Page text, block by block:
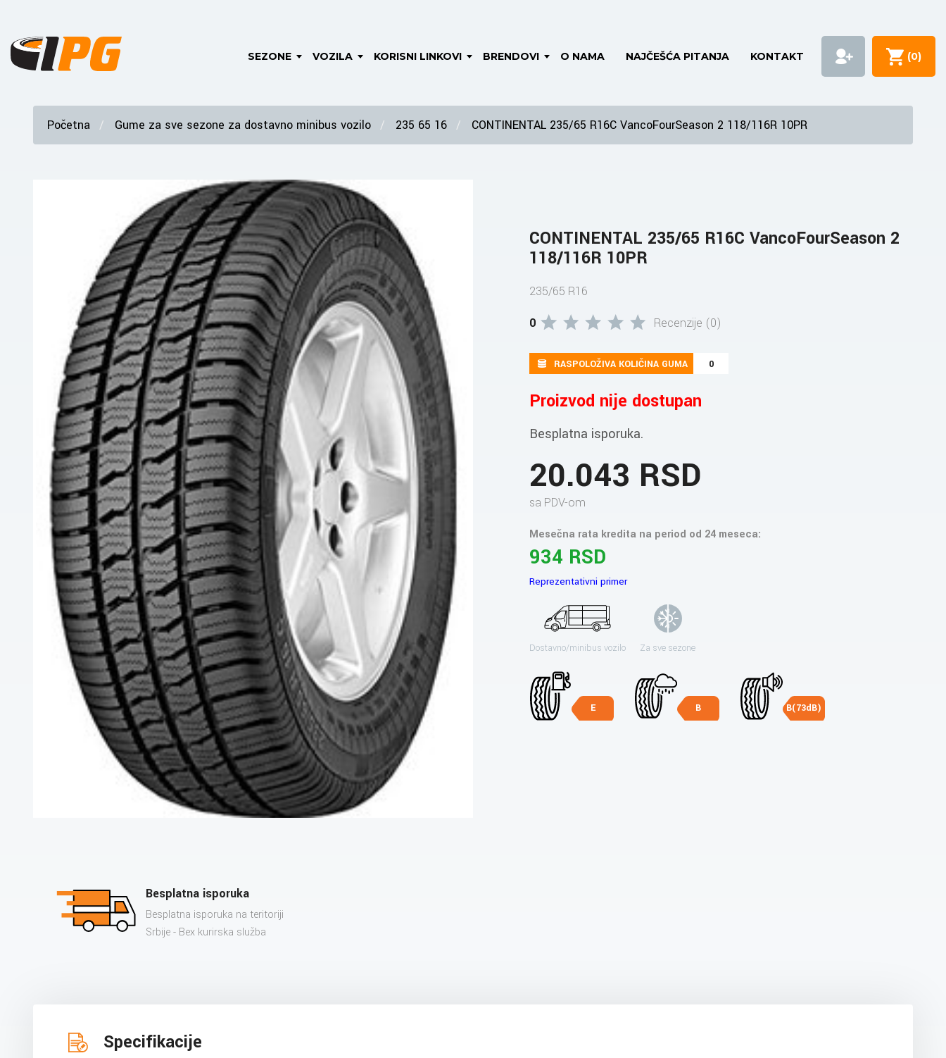
SEZONE VOZILA KORISNI LINKOVI BRENDOVI O NAMA NAJČEŠĆA PITANJA KONTAKT (0)
Početna Gume za sve sezone za dostavno minibus vozilo 235 65 16 CONTINENTAL 235/65 R16C VancoFourSeason 2 118/116R 10PR
CONTINENTAL 235/65 R16C VancoFourSeason 2
118/116R 10PR
235/65 R16
0
Recenzije (0)
RASPOLOŽIVA KOLIČINA GUMA 0
Proizvod nije dostupan
Besplatna isporuka.
20.043 RSD
sa PDV-om
Mesečna rata kredita na period od 24 meseca:
934 RSD
Reprezentativni primer
Dostavno/minibus vozilo Za sve sezone
E B B(73dB)
Besplatna isporuka
Besplatna isporuka na teritoriji
Srbije - Bex kurirska služba
Specifikacije